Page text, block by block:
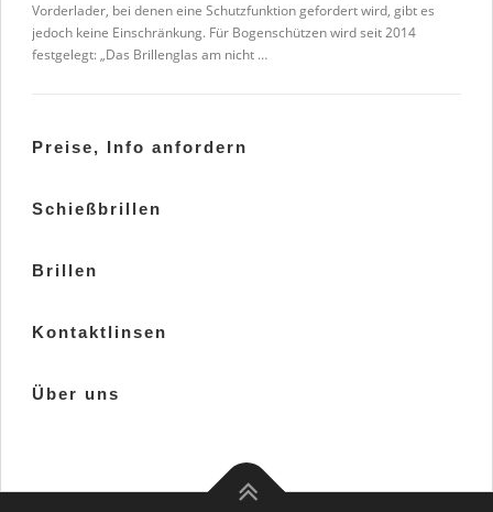
Vorderlader, bei denen eine Schutzfunktion gefordert wird, gibt es
jedoch keine Einschränkung. Für Bogenschützen wird seit 2014
festgelegt: „Das Brillenglas am nicht …
Preise, Info anfordern
Schießbrillen
Brillen
Kontaktlinsen
Über uns